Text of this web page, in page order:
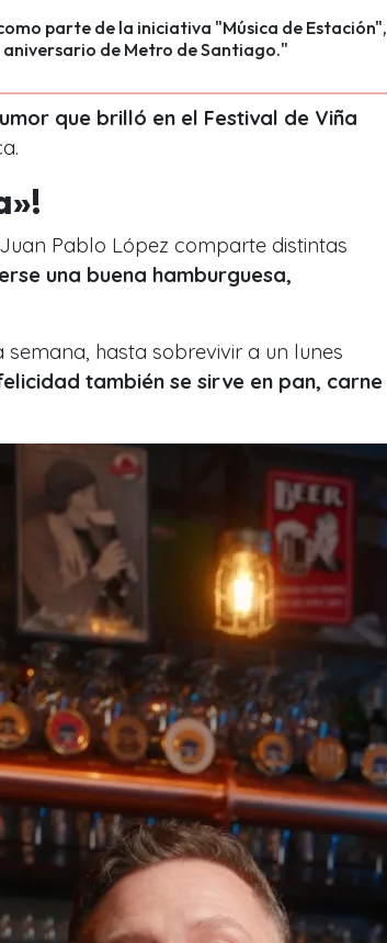
parte de la iniciativa "Música de Estación",
aniversario de Metro de Santiago."
que brilló en el Festival de Viña
Pablo López comparte distintas
una buena hamburguesa,
hasta sobrevivir a un lunes
también se sirve en pan, carne